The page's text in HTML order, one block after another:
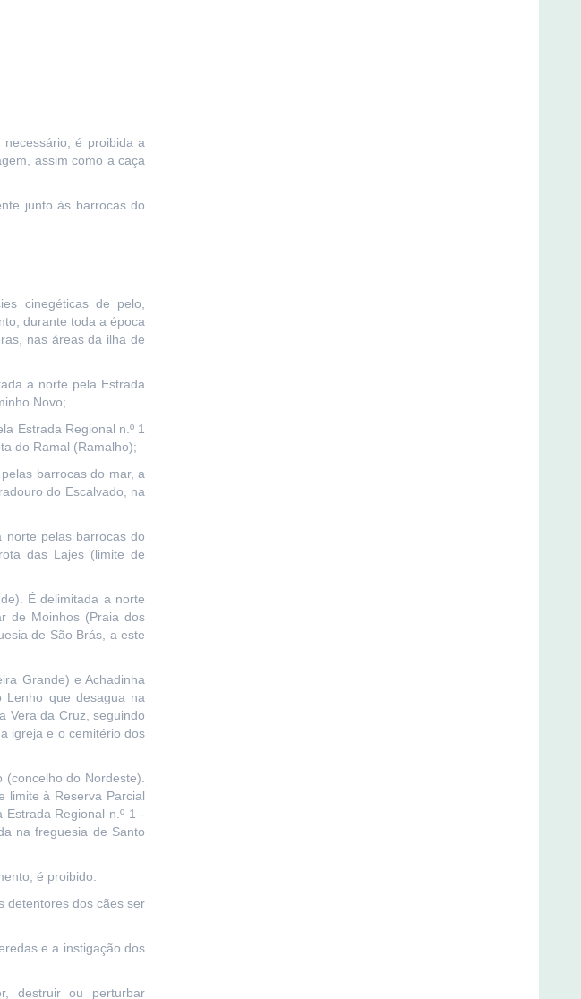
é proibida a
assim como a caça
junto às barrocas do
cinegéticas de pelo,
durante toda a época
nas áreas da ilha de
a norte pela Estrada
Novo;
Estrada Regional n.º 1
do Ramal (Ramalho);
barrocas do mar, a
do Escalvado, na
norte pelas barrocas do
das Lajes (limite de
É delimitada a norte
de Moinhos (Praia dos
de São Brás, a este
Grande) e Achadinha
Lenho que desagua na
Vera da Cruz, seguindo
igreja e o cemitério dos
do Nordeste).
limite à Reserva Parcial
Regional n.º 1 -
na freguesia de Santo
é proibido:
detentores dos cães ser
e a instigação dos
destruir ou perturbar